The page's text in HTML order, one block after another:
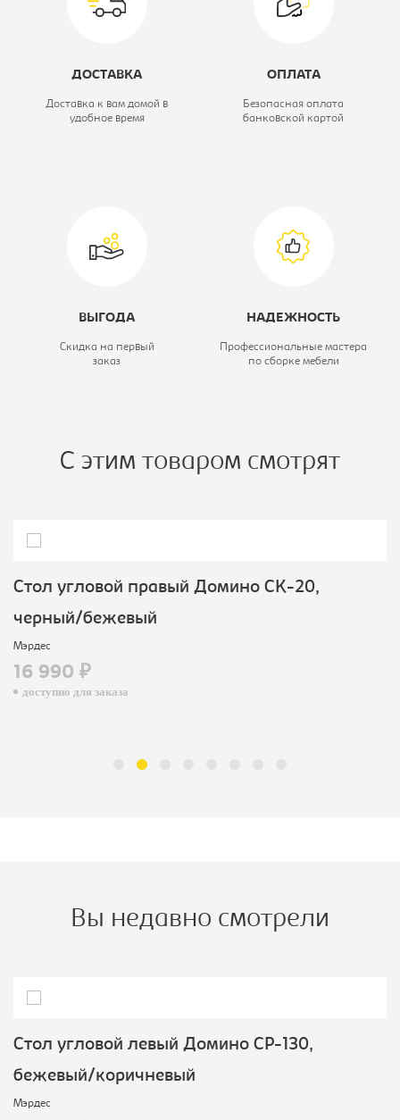
Цветовое решение: карамель/
ДОСТАВКА
Доставка к вам домой в
удобное время
ОПЛАТА
Безопасная оплата
банковской картой
ВЫГОДА
Скидка на первый
заказ
НАДЕЖНОСТЬ
Профессиональные мастера
по сборке мебели
С этим товаром смотрят
Стол угловой правый Домино СК-20,
черный/бежевый
Мэрдес
16 990 ₽
доступно для заказа
Вы недавно смотрели
Стол угловой левый Домино СР-130,
бежевый/коричневый
Мэрдес